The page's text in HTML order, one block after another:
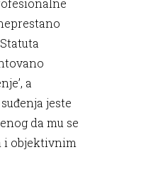
a
jeste
da mu se
i objektivnim